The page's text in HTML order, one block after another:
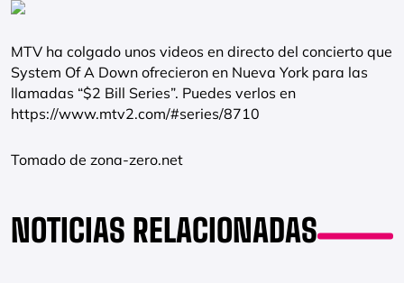
MTV ha colgado unos videos en directo del concierto que
System Of A Down ofrecieron en Nueva York para las
llamadas “$2 Bill Series”. Puedes verlos en
https://www.mtv2.com/#series/8710
Tomado de zona-zero.net
NOTICIAS RELACIONADAS